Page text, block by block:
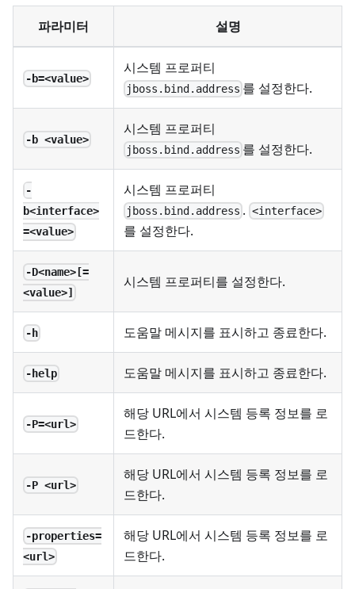
파라미터 설명
-b=<value>
시스템 프로퍼티
jboss.bind.address 를 설정한다.
-b <value>
시스템 프로퍼티
jboss.bind.address 를 설정한다.
-
b<interface>
=<value>
시스템 프로퍼티
jboss.bind.address . <interface>
를 설정한다.
-D<name>[=
<value>]
시스템 프로퍼티를 설정한다.
-h 도움말 메시지를 표시하고 종료한다.
-help 도움말 메시지를 표시하고 종료한다.
-P=<url>
해당 URL에서 시스템 등록 정보를 로
드한다.
-P <url>
해당 URL에서 시스템 등록 정보를 로
드한다.
-properties=
<url>
해당 URL에서 시스템 등록 정보를 로
드한다.